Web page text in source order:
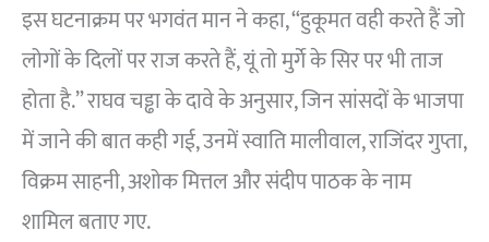
इस घटनाक्रम पर भगवंत मान ने कहा, “हुकूमत वही करते हैं जो
लोगों के दिलों पर राज करते हैं, यूं तो मुर्गे के सिर पर भी ताज
होता है.” राघव चड्ढा के दावे के अनुसार, जिन सांसदों के भाजपा
में जाने की बात कही गई, उनमें स्वाति मालीवाल, राजिंदर गुप्ता,
विक्रम साहनी, अशोक मित्तल और संदीप पाठक के नाम
शामिल बताए गए.